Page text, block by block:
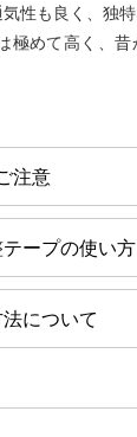
性も良く、独
極めて高く、
注意
ープの使い方
について